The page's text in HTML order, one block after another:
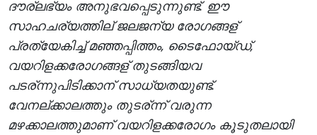
ദൗര്ലഭ്യം അനുഭവപ്പെടുന്നുണ്ട്. ഈ
സാഹചര്യത്തില് ജലജന്യ രോഗങ്ങള്
പ്രത്യേകിച്ച് മഞ്ഞപ്പിത്തം, ടൈഫോയ്ഡ്,
വയറിളക്കരോഗങ്ങള് തുടങ്ങിയവ
പടര്ന്നുപിടിക്കാന് സാധ്യതയുണ്ട്.
വേനല്ക്കാലത്തും തുടര്ന്ന് വരുന്ന
മഴക്കാലത്തുമാണ് വയറിളക്കരോഗം കൂടുതലായി